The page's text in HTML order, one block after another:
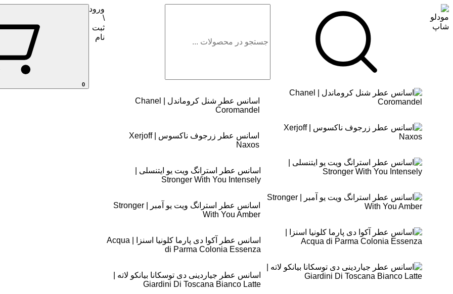
اسانس عطر شنل کروماندل | Chanel
Coromandel
اسانس عطر زرجوف ناکسوس | Xerjoff
Naxos
اسانس عطر استرانگ ویت یو ایتنسلی |
Stronger With You Intensely
اسانس عطر استرانگ ویت یو آمبر | Stronger
With You Amber
اسانس عطر آکوا دی پارما کلونیا اسنزا | Acqua
di Parma Colonia Essenza
اسانس عطر جیاردینی دی توسکانا بیانکو لاته |
Giardini Di Toscana Bianco Latte
ورود
\
ثبت
نام
0